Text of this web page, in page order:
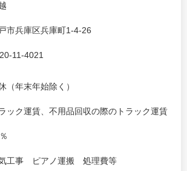
市兵庫区兵庫町1-4-26
11-4021
（年末年始除く）
ック運賃、不用品回収の際のトラック運賃
工事 ピアノ運搬 処理費等